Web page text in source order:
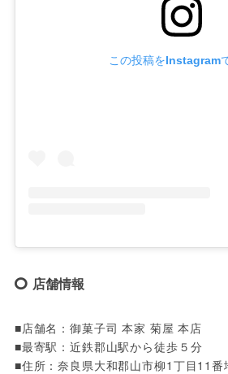
この投稿をInstagram
店舗情報
■店舗名：御菓子司 本家 菊屋 本店
■最寄駅：近鉄郡山駅から徒歩５分
■住所：奈良県大和郡山市柳1丁目11番